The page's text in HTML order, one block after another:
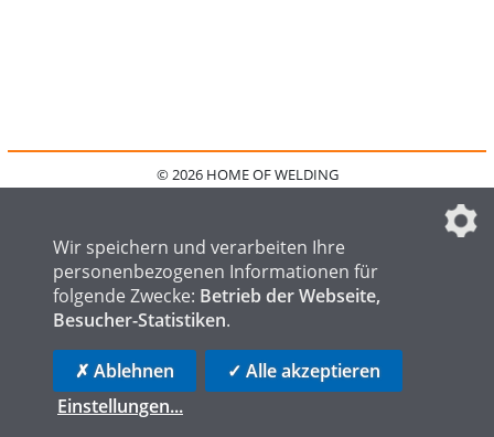
© 2026 HOME OF WELDING
IMPRESSUM
FAQ
DATENSCHUTZEINSTELLUNGEN
HOME OF LOGISTICS
Wir speichern und verarbeiten Ihre
personenbezogenen Informationen für
folgende Zwecke: Betrieb der Webseite,
Besucher-Statistiken.
✗ Ablehnen
✓ Alle akzeptieren
Einstellungen...